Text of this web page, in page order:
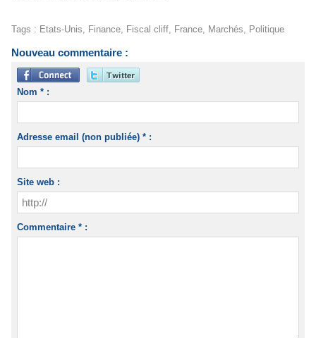
Tags : Etats-Unis, Finance, Fiscal cliff, France, Marchés, Politique
Nouveau commentaire :
Nom * :
Adresse email (non publiée) * :
Site web :
Commentaire * :